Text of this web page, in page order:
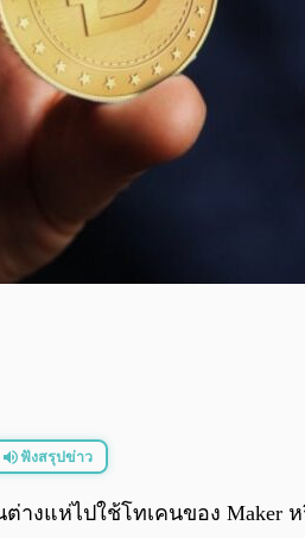
ฟังสรุปข่าว
างแห่ไปใช้โทเคนของ Maker